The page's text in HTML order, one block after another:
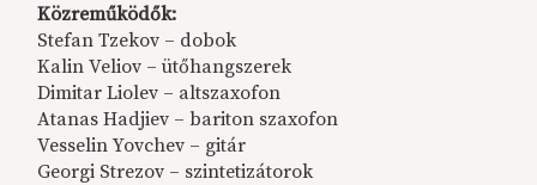
Közreműködők:
Stefan Tzekov ­­– dobok
Kalin Veliov – ütőhangszerek
Dimitar Liolev – altszaxofon
Atanas Hadjiev – bariton szaxofon
Vesselin Yovchev – gitár
Georgi Strezov – szintetizátorok